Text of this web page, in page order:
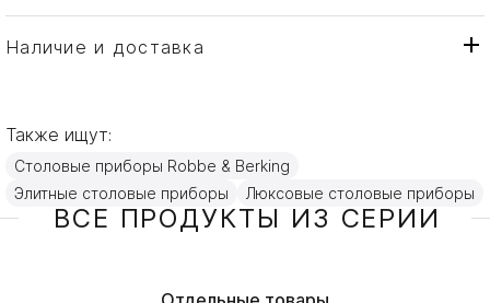
Бренд
Robbe & Berking
Страна производителя
Наличие и доставка
Также ищут:
Столовые приборы Robbe & Berking
Элитные столовые приборы
Люксовые столовые приборы
ВСЕ ПРОДУКТЫ ИЗ СЕРИИ